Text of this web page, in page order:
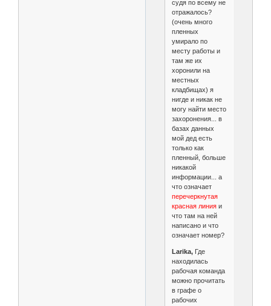
судя по всему не
отражалось?
(очень много
пленных
умирало по
месту работы и
там же их
хоронили на
местных
кладбищах) я
нигде и никак не
могу найти место
захоронения... в
базах данных
мой дед есть
только как
пленный, больше
никакой
информации... а
что означает
перечеркнутая
красная линияи
что там на ней
написано и что
означает номер?
Larika,Где
находилась
рабочая команда
можно прочитать
в графе о
рабочих